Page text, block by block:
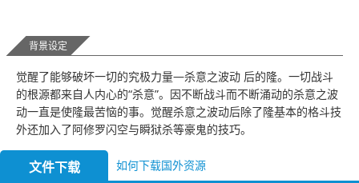
背景设定
觉醒了能够破坏一切的究极力量—杀意之波动 后的隆。一切战斗
的根源都来自人内心的“杀意”。因不断战斗而不断涌动的杀意之波
动一直是使隆最苦恼的事。觉醒杀意之波动后除了隆基本的格斗技
外还加入了阿修罗闪空与瞬狱杀等豪鬼的技巧。
文件下载 如何下载国外资源